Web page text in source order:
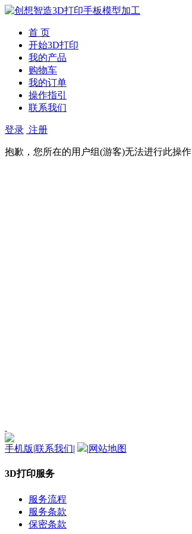
首 页
开始3D打印
我的产品
购物车
我的订单
操作指引
联系我们
登录 注册
抱歉，您所在的用户组(游客)无法进行此操作
手机版|联系我们| |网站地图
3D打印服务
服务流程
服务条款
保密条款